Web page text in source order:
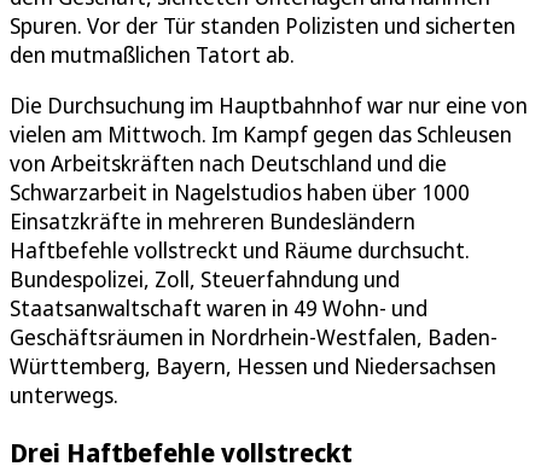
Spuren. Vor der Tür standen Polizisten und sicherten
den mutmaßlichen Tatort ab.
Die Durchsuchung im Hauptbahnhof war nur eine von
vielen am Mittwoch. Im Kampf gegen das Schleusen
von Arbeitskräften nach Deutschland und die
Schwarzarbeit in Nagelstudios haben über 1000
Einsatzkräfte in mehreren Bundesländern
Haftbefehle vollstreckt und Räume durchsucht.
Bundespolizei, Zoll, Steuerfahndung und
Staatsanwaltschaft waren in 49 Wohn- und
Geschäftsräumen in Nordrhein-Westfalen, Baden-
Württemberg, Bayern, Hessen und Niedersachsen
unterwegs.
Drei Haftbefehle vollstreckt